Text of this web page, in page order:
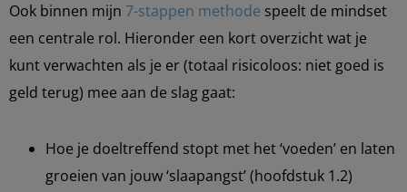
Ook binnen mijn 7-stappen methode speelt de mindset
een centrale rol. Hieronder een kort overzicht wat je
kunt verwachten als je er (totaal risicoloos: niet goed is
geld terug) mee aan de slag gaat:
Hoe je doeltreffend stopt met het ‘voeden’ en laten
groeien van jouw ‘slaapangst’ (hoofdstuk 1.2)